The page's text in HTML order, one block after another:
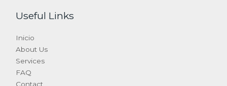
Useful Links
Inicio
About Us
Services
FAQ
Contact